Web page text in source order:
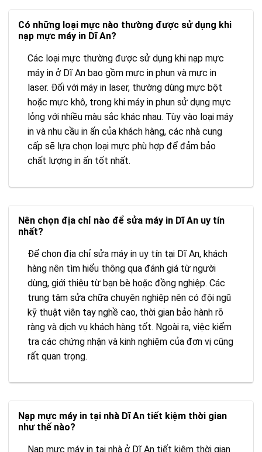
Có những loại mực nào thường được sử dụng khi
nạp mực máy in Dĩ An?
Các loại mực thường được sử dụng khi nạp mực
máy in ở Dĩ An bao gồm mực in phun và mực in
laser. Đối với máy in laser, thường dùng mực bột
hoặc mực khô, trong khi máy in phun sử dụng mực
lỏng với nhiều màu sắc khác nhau. Tùy vào loại máy
in và nhu cầu in ấn của khách hàng, các nhà cung
cấp sẽ lựa chọn loại mực phù hợp để đảm bảo
chất lượng in ấn tốt nhất.
Nên chọn địa chỉ nào để sửa máy in Dĩ An uy tín
nhất?
Để chọn địa chỉ sửa máy in uy tín tại Dĩ An, khách
hàng nên tìm hiểu thông qua đánh giá từ người
dùng, giới thiệu từ bạn bè hoặc đồng nghiệp. Các
trung tâm sửa chữa chuyên nghiệp nên có đội ngũ
kỹ thuật viên tay nghề cao, thời gian bảo hành rõ
ràng và dịch vụ khách hàng tốt. Ngoài ra, việc kiểm
tra các chứng nhận và kinh nghiệm của đơn vị cũng
rất quan trọng.
Nạp mực máy in tại nhà Dĩ An tiết kiệm thời gian
như thế nào?
Nạp mực máy in tại nhà ở Dĩ An tiết kiệm thời gian